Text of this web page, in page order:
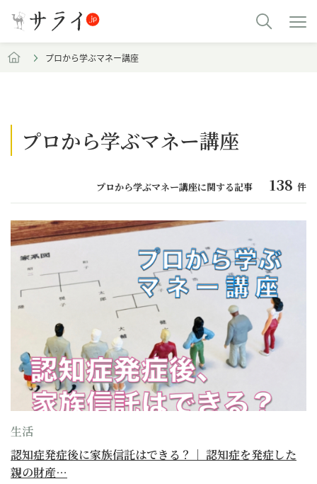
プロから学ぶマネー講座
プロから学ぶマネー講座
プロから学ぶマネー講座に関する記事 138 件
生活
認知症発症後に家族信託はできる？｜ 認知症を発症した
親の財産…